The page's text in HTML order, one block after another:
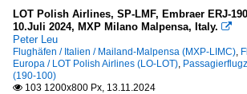
LOT Polish Airlines, SP-LMF, Embraer ERJ-
10.Juli 2024, MXP Milano Malpensa, Italy. 
Peter Leu
Flughäfen / Italien / Mailand-Malpensa (MXP-LIMC),
Europa / LOT Polish Airlines (LO-LOT),
(190-100)
 103 1200x800 Px, 13.11.2024